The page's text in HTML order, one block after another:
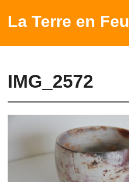
La Terre en Feu
IMG_2572